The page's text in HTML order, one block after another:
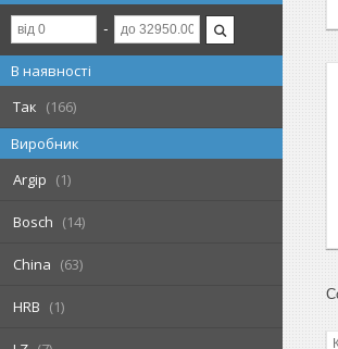
В наявності
Так
166
Виробник
Argip
1
Bosch 14
China 63
HRB 1